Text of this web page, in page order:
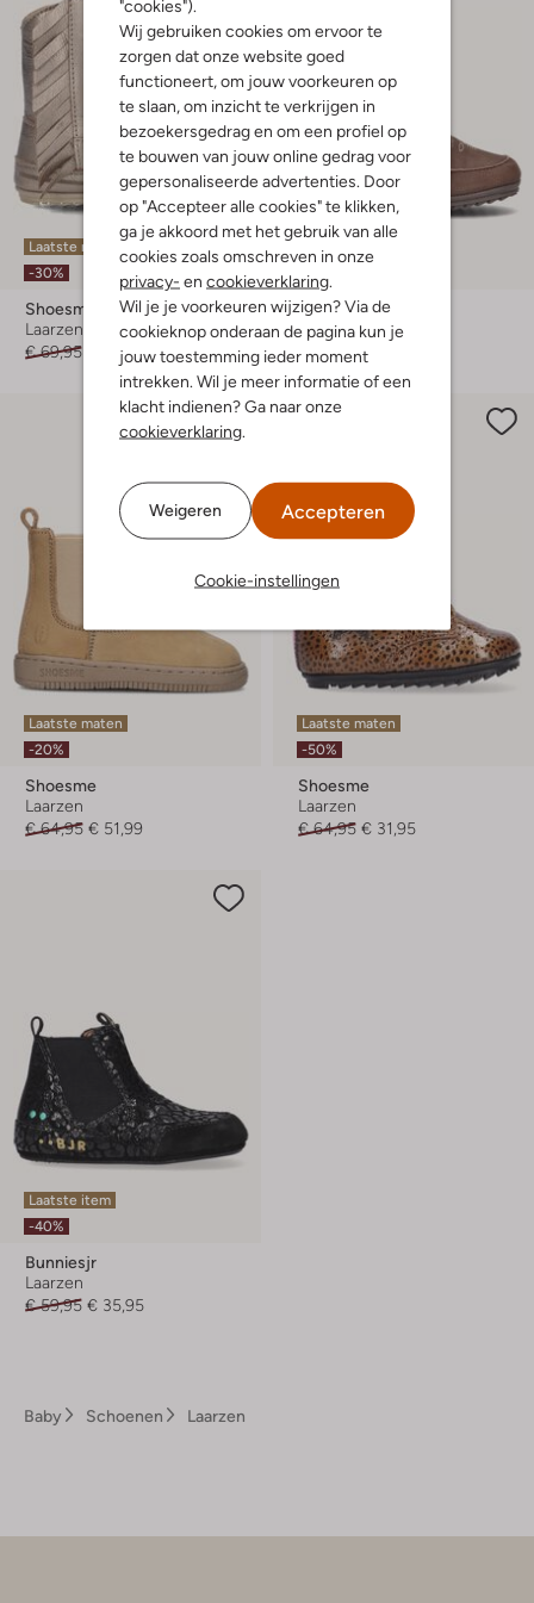
"cookies").
Wij gebruiken cookies om ervoor te
zorgen dat onze website goed
functioneert, om jouw voorkeuren op
te slaan, om inzicht te verkrijgen in
bezoekersgedrag en om een profiel op
te bouwen van jouw online gedrag voor
gepersonaliseerde advertenties. Door
op "Accepteer alle cookies" te klikken,
ga je akkoord met het gebruik van alle
cookies zoals omschreven in onze
privacy- en cookieverklaring
Wil je je voorkeuren wijzigen? Via de
cookieknop onderaan de pagina kun je
jouw toestemming ieder moment
intrekken. Wil je meer informatie of een
klacht indienen? Ga naar onze
cookieverklaring
Weigeren Accepteren
Cookie-instellingen
Laatste maten
-30%
Shoesme
Laarzen
€ 69,95
€ 48,99
Laatste maten
-30%
Shoesme
Laarzen
€ 69,95 € 48,95
Laatste maten
-20%
Shoesme
Laarzen
€ 64,95 € 51,99
Laatste maten
-50%
Shoesme
Laarzen
€ 64,95 € 31,95
Laatste item
-40%
Bunniesjr
Laarzen
€ 59,95 € 35,95
Baby Schoenen Laarzen